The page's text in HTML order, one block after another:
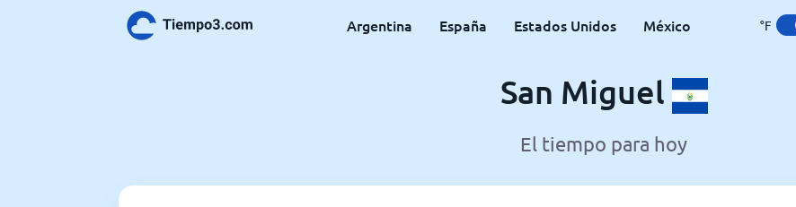
Argentina España Estados Unidos México °F
San Miguel
El tiempo para hoy